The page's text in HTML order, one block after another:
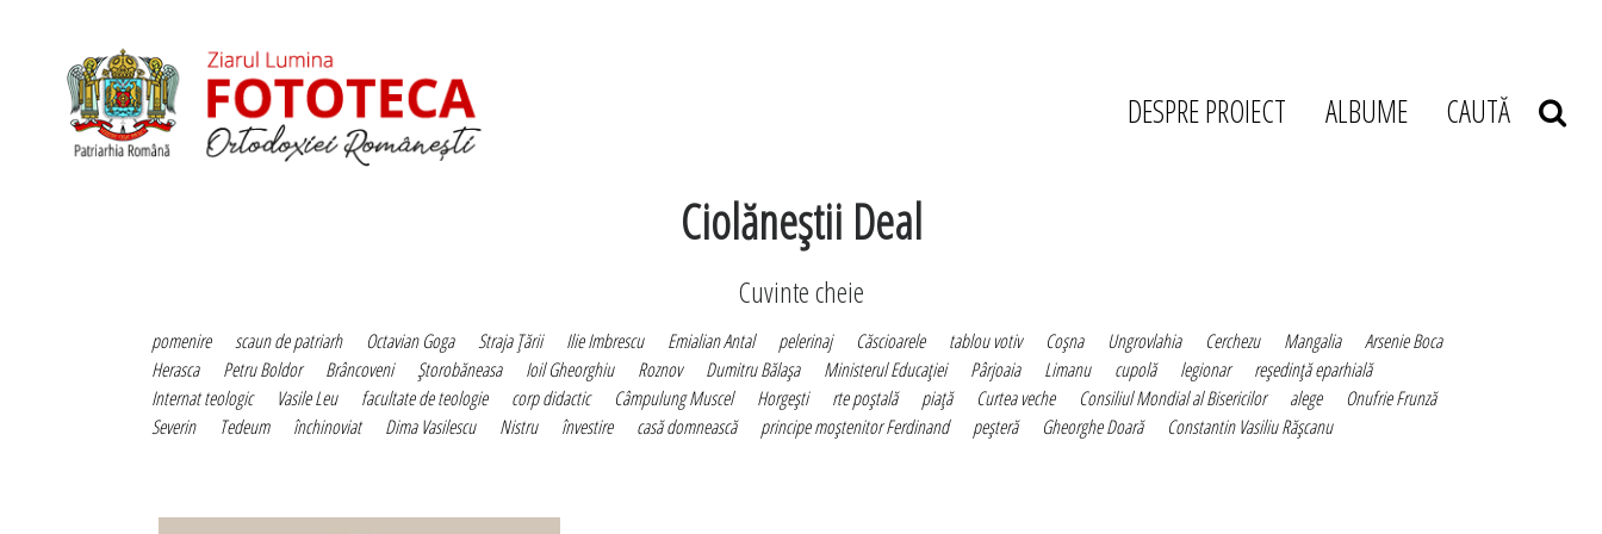
DESPRE PROIECT ALBUME CAUTĂ
Ciolăneştii Deal
Cuvinte cheie
pomenire scaun de patriarh Octavian Goga Straja Ţării Ilie Imbrescu Emialian Antal pelerinaj Căscioarele tablou votiv Coşna Ungrovlahia Cerchezu Mangalia
Arsenie Boca
Herasca
Petru Boldor Brâncoveni Ştorobăneasa Ioil Gheorghiu Roznov Dumitru Bălaşa Ministerul Educaţiei Pârjoaia Limanu cupolă legionar
reşedinţă eparhială
Internat teologic
Vasile Leu facultate de teologie corp didactic Câmpulung Muscel Horgeşti rte poştală piaţă Curtea veche Consiliul Mondial al Bisericilor alege
Onufrie Frunză
Severin
Tedeum închinoviat Dima Vasilescu Nistru învestire casă domnească principe moştenitor Ferdinand peşteră Gheorghe Doară Constantin Vasiliu Răşcanu